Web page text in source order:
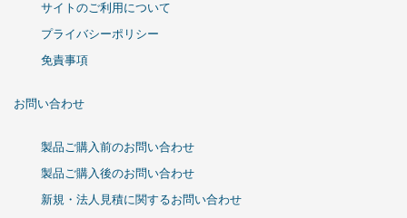
サイトのご利用について
プライバシーポリシー
免責事項
お問い合わせ
製品ご購入前のお問い合わせ
製品ご購入後のお問い合わせ
新規・法人見積に関するお問い合わせ